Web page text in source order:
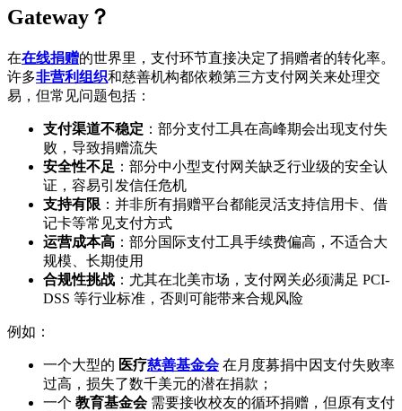
Gateway？
在在线捐赠的世界里，支付环节直接决定了捐赠者的转化率。
许多非营利组织和慈善机构都依赖第三方支付网关来处理交
易，但常见问题包括：
支付渠道不稳定 ：部分支付工具在高峰期会出现支付失
败，导致捐赠流失
安全性不足 ：部分中小型支付网关缺乏行业级的安全认
证，容易引发信任危机
支持有限 ：并非所有捐赠平台都能灵活支持信用卡、借
记卡等常见支付方式
运营成本高 ：部分国际支付工具手续费偏高，不适合大
规模、长期使用
合规性挑战 ：尤其在北美市场，支付网关必须满足 PCI-
DSS 等行业标准，否则可能带来合规风险
例如：
一个大型的 医疗慈善基金会在月度募捐中因支付失败率
过高，损失了数千美元的潜在捐款；
一个 教育基金会需要接收校友的循环捐赠，但原有支付